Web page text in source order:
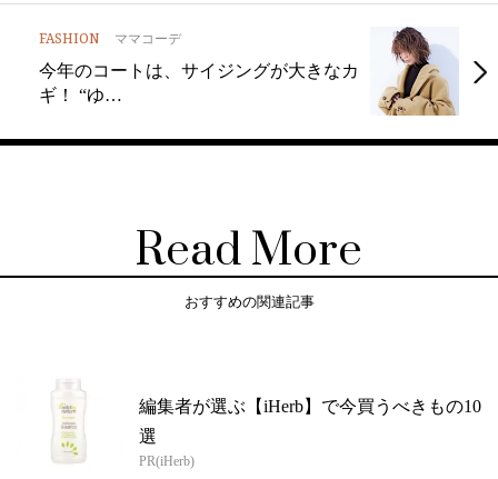
FASHION ママコーデ
今年のコートは、サイジングが大きなカ
ギ！ “ゆ…
Read More
おすすめの関連記事
編集者が選ぶ【iHerb】で今買うべきもの10
選
PR(iHerb)